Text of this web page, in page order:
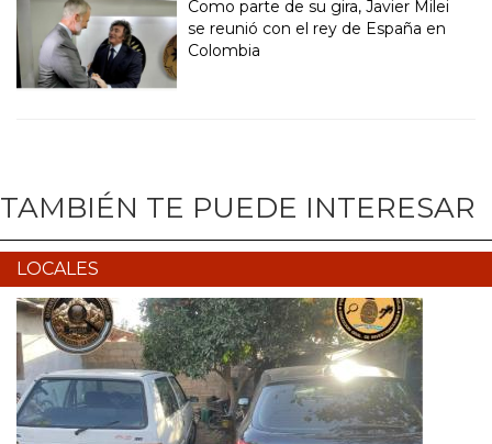
Como parte de su gira, Javier Milei
se reunió con el rey de España en
Colombia
TAMBIÉN TE PUEDE INTERESAR
LOCALES